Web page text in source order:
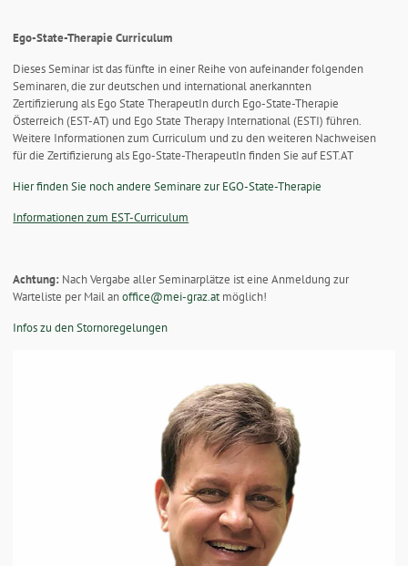
Ego-State-Therapie Curriculum
Dieses Seminar ist das fünfte in einer Reihe von aufeinander folgenden
Seminaren, die zur deutschen und international anerkannten
Zertifizierung als Ego State TherapeutIn durch Ego-State-Therapie
Österreich (EST-AT) und Ego State Therapy International (ESTI) führen.
Weitere Informationen zum Curriculum und zu den weiteren Nachweisen
für die Zertifizierung als Ego-State-TherapeutIn finden Sie auf EST.AT
Hier finden Sie noch andere Seminare zur EGO-State-Therapie
Informationen zum EST-Curriculum
Achtung: Nach Vergabe aller Seminarplätze ist eine Anmeldung zur
Warteliste per Mail anoffice@mei-graz.atmöglich!
Infos zu den Stornoregelungen